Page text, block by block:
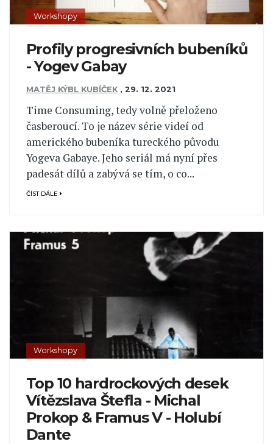
Workshopy
Profily progresivních bubeníků
- Yogev Gabay
MATĚJ KÝBL KUBÍČEK , 29. 12. 2021
Time Consuming, tedy volně přeloženo
časberoucí. To je název série videí od
amerického bubeníka tureckého původu
Yogeva Gabaye. Jeho seriál má nyní přes
padesát dílů a zabývá se tím, o co...
ČÍST DÁLE
Workshopy
Top 10 hardrockových desek
Vítězslava Štefla - Michal
Prokop & Framus V - Holubí
Dante